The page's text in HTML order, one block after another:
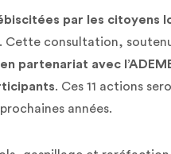
par les citoyens
Cette consultation,
partenariat avec
. Ces 11 actions
années.